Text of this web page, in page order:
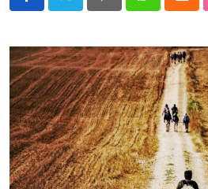
PinterestWhatsappCloud